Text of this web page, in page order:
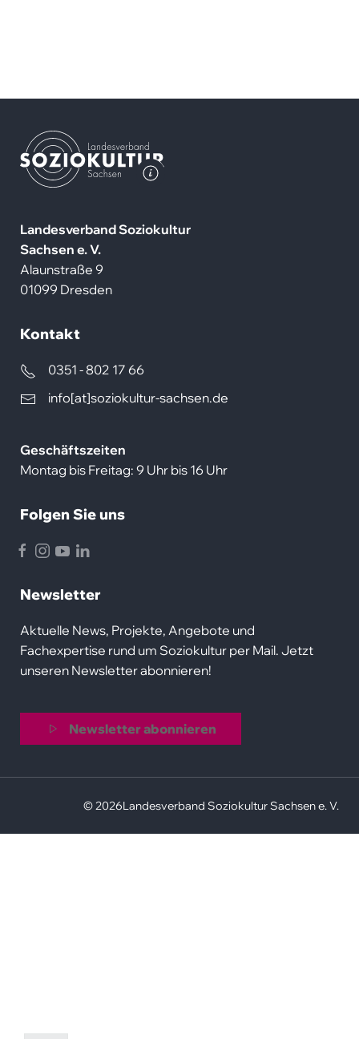
Landesverband Soziokultur
Sachsen e. V.
Alaunstraße 9
01099 Dresden
Kontakt
0351 - 802 17 66
info[at]soziokultur-sachsen.de
Geschäftszeiten
Montag bis Freitag: 9 Uhr bis 16 Uhr
Folgen Sie uns
Facebook
Instagram
YoutubeLinkedIn
Newsletter
Aktuelle News, Projekte, Angebote und
Fachexpertise rund um Soziokultur per Mail. Jetzt
unseren Newsletter abonnieren!
Newsletter abonnieren
© 2026Landesverband Soziokultur Sachsen e. V.